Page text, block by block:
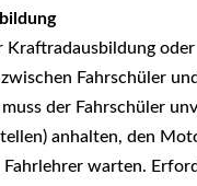
Kraftradausbildung
Fahrschüler
der Fahrschüler
anhalten, den
Fahrlehrer warten.